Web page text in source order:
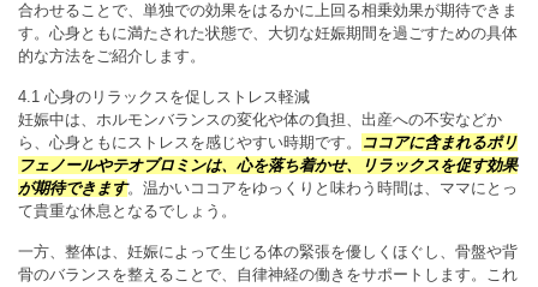
合わせることで、単独での効果をはるかに上回る相乗効果が期待できま
す。心身ともに満たされた状態で、大切な妊娠期間を過ごすための具体
的な方法をご紹介します。
4.1 心身のリラックスを促しストレス軽減
妊娠中は、ホルモンバランスの変化や体の負担、出産への不安などか
ら、心身ともにストレスを感じやすい時期です。
ココアに含まれるポリ
フェノールやテオブロミンは、心を落ち着かせ、リラックスを促す効果
が期待できます。温かいココアをゆっくりと味わう時間は、ママにとっ
て貴重な休息となるでしょう。
一方、整体は、妊娠によって生じる体の緊張を優しくほぐし、骨盤や背
骨のバランスを整えることで、自律神経の働きをサポートします。これ